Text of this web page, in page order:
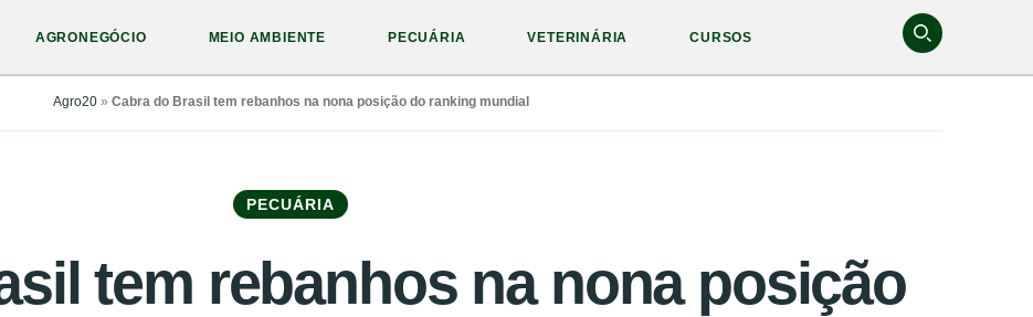
AGRONEGÓCIO MEIO AMBIENTE PECUÁRIA VETERINÁRIA CURSOS
Agro20» Cabra do Brasil tem rebanhos na nona posição do ranking mundial
PECUÁRIA
tem rebanhos na nona posição